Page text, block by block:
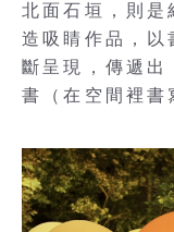
北面石垣，則是
造吸睛作品，以
斷呈現，傳遞
書（在空間裡書